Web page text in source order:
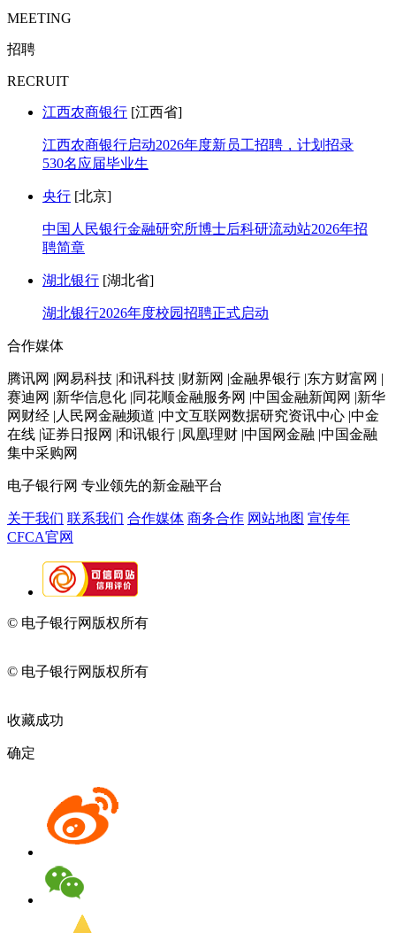
MEETING
招聘
RECRUIT
江西农商银行 [江西省]
江西农商银行启动2026年度新员工招聘，计划招录
530名应届毕业生
央行 [北京]
中国人民银行金融研究所博士后科研流动站2026年招
聘简章
湖北银行 [湖北省]
湖北银行2026年度校园招聘正式启动
合作媒体
腾讯网 |网易科技 |和讯科技 |财新网 |金融界银行 |东方财富网 |
赛迪网 |新华信息化 |同花顺金融服务网 |中国金融新闻网 |新华
网财经 |人民网金融频道 |中文互联网数据研究资讯中心 |中金
在线 |证券日报网 |和讯银行 |凤凰理财 |中国网金融 |中国金融
集中采购网
电子银行网 专业领先的新金融平台
关于我们 联系我们 合作媒体 商务合作 网站地图 宣传年
CFCA官网
© 电子银行网版权所有
© 电子银行网版权所有
收藏成功
确定